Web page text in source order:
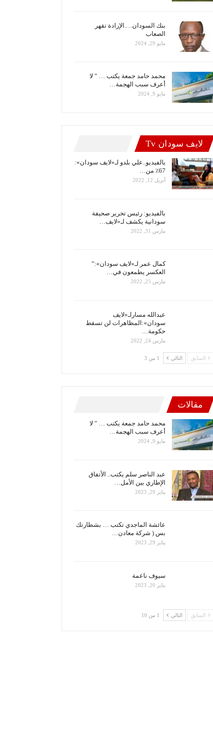
بنك السودان….الإرادة تقهر
الصعاب
مايو 29, 2024
محمد حامد جمعة يكتب … ” لا
أعرف سبب الهجمة…
مايو 9, 2024
لايف سودان Tv
بالفيديو..علي بلدو لـ«لايف سودان»:
67٪ من…
أبريل 12, 2022
بالفيديو: رئيس تحرير صحيفة
سودانية يكشف لـ«لايف…
مارس 31, 2022
كمال عمر لـ«لايف سودان»:”
العكسر يطمعون في…
مارس 25, 2022
عبدالله مسارلـ«لايف
سودان»:المظاهرات لن تسقط
حكومة…
مارس 24, 2022
السابق التالي 1 من 3
مقالات
محمد حامد جمعة يكتب … ” لا
أعرف سبب الهجمة…
مايو 9, 2024
عبد الناصر سلم يكتب.. الأتفاق
الإطاري بين الأمل…
يناير 29, 2023
عائشة الماجدي تكتب … بشطارتك
بس ( شركة معادن…
يناير 29, 2023
سيوف ناعمة
يناير 20, 2023
السابق التالي 1 من 10